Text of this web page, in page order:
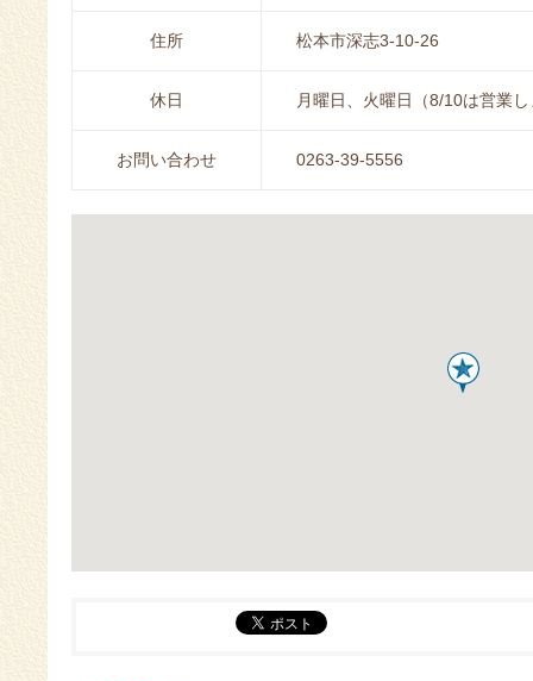
住所 松本市深志3-10-26
休日 月曜日、火曜日（8/10は営業
お問い合わせ 0263-39-5556